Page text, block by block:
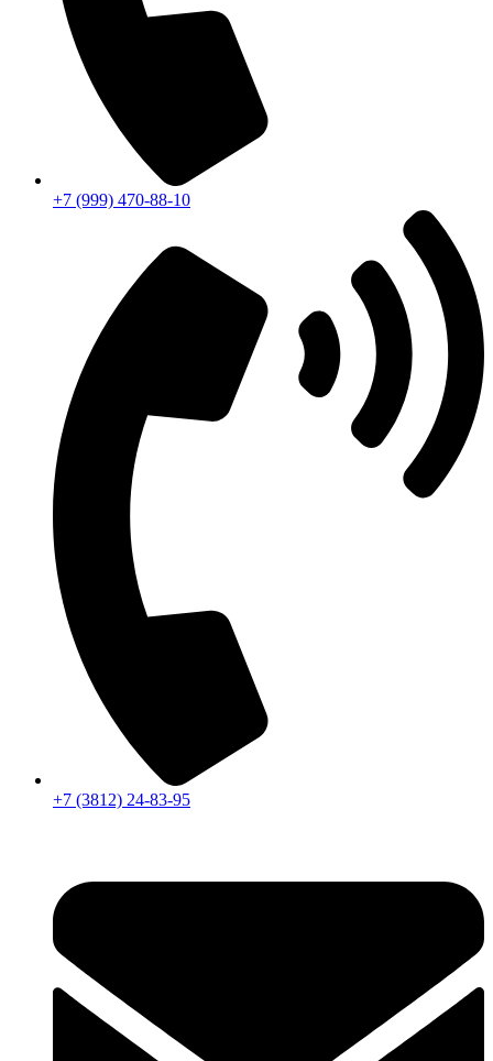
+7 (999) 470-88-10
+7 (3812) 24-83-95